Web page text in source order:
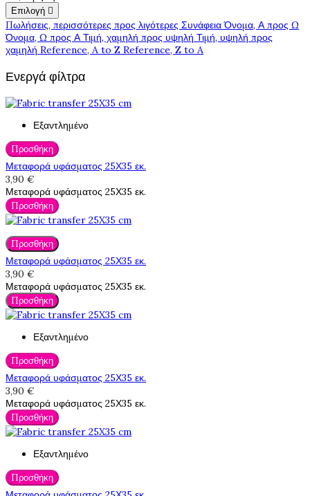
Επιλογή 
Πωλήσεις, περισσότερες προς λιγότερες ΣυνάφειαΌνομα, Α προς Ω
Όνομα, Ω προς ΑΤιμή, χαμηλή προς υψηλή Τιμή, υψηλή προς
χαμηλή Reference, A to Z Reference, Z to A
Ενεργά φίλτρα
Εξαντλημένο
Προσθήκη
Μεταφορά υφάσματος 25Χ35 εκ.
3,90 €
Μεταφορά υφάσματος 25Χ35 εκ.
Προσθήκη
Προσθήκη
Μεταφορά υφάσματος 25Χ35 εκ.
3,90 €
Μεταφορά υφάσματος 25Χ35 εκ.
Προσθήκη
Εξαντλημένο
Προσθήκη
Μεταφορά υφάσματος 25Χ35 εκ.
3,90 €
Μεταφορά υφάσματος 25Χ35 εκ.
Προσθήκη
Εξαντλημένο
Προσθήκη